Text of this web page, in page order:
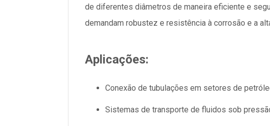
de diferentes diâmetros de maneira eficiente e
demandam robustez e resistência à corrosão e a
Aplicações:
Conexão de tubulações em setores de
Sistemas de transporte de fluidos sob